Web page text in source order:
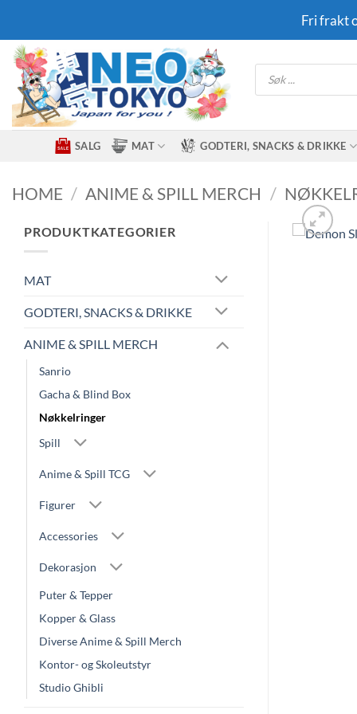
content
Fri frakt
Products
search
SALG MAT GODTERI, SNACKS & DRIKKE
HOME / ANIME & SPILL MERCH /
PRODUKTKATEGORIER
MAT
GODTERI, SNACKS & DRIKKE
ANIME & SPILL MERCH
Sanrio
Gacha & Blind Box
Nøkkelringer
Spill
Anime & Spill TCG
Figurer
Accessories
Dekorasjon
Puter & Tepper
Kopper & Glass
Diverse Anime & Spill Merch
Kontor- og Skoleutstyr
Studio Ghibli